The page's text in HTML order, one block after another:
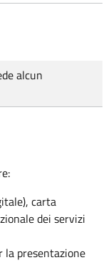
alcun
carta
dei servizi
presentazione